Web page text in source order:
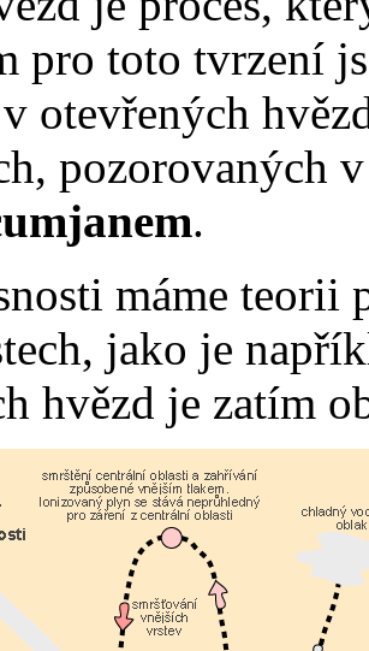
pro toto tvrzení
otevřených
pozorovaných
.
máme teorii
jako je
hvězd je zatím